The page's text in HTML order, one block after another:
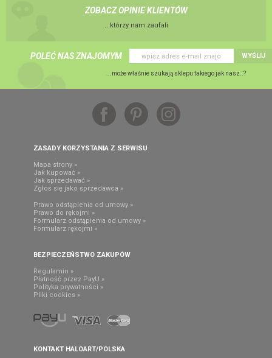
ZOBACZ OPINIE KLIENTÓW
...którzy nam zaufali
POLEĆ NAS ZNAJOMYM WYŚLIJ
...może właśnie szukają sklepu takiego jak nasz..?
ZASADY KORZYSTANIA Z SERWISU
Mapa strony »
Jak kupować »
Jak sprzedawać »
Zgłoś się jako sprzedawca »
Prawo odstąpienia od umowy »
Prawo do rękojmi »
Formularz odstąpienia od umowy »
Formularz rękojmi »
BEZPIECZEŃSTWO ZAKUPÓW
Regulamin »
Płatność przez PayU »
Polityka prywatności »
Pliki cookies »
KONTAKT HALOART/POLSKA